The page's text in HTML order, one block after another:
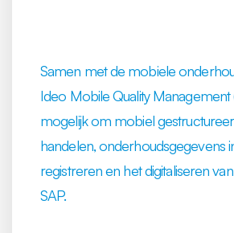
Samen met de mobiele
Ideo Mobile Quality Management
mogelijk om mobiel
handelen, onderhoudsgegevens
registreren en het digitaliseren
SAP.